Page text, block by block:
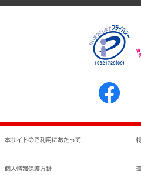
個人情報保護方針
反社会的勢力に対する基本方針
書面による個人情報の開示等の請求の手
本サイトのご利用にあたって
個人情報保護方針